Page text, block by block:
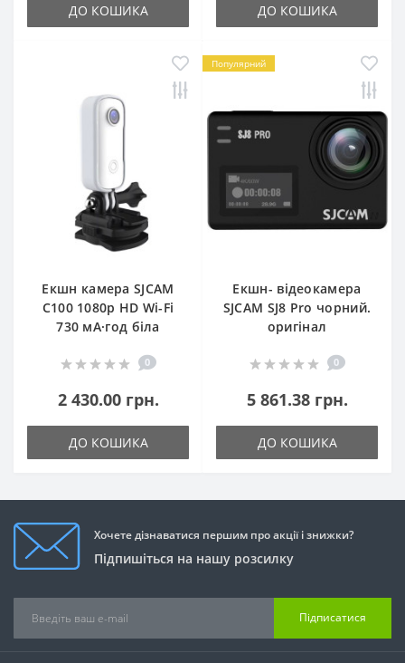
ДО КОШИКА ДО КОШИКА
Екшн камера SJCAM
C100 1080p HD Wi-Fi
730 мА·год біла
0
2 430.00 грн.
ДО КОШИКА
Популярний
Екшн- відеокамера
SJCAM SJ8 Pro чорний.
оригінал
0
5 861.38 грн.
ДО КОШИКА
Хочете дізнаватися першим про акції і знижки?
Підпишіться на нашу розсилку
Підписатися